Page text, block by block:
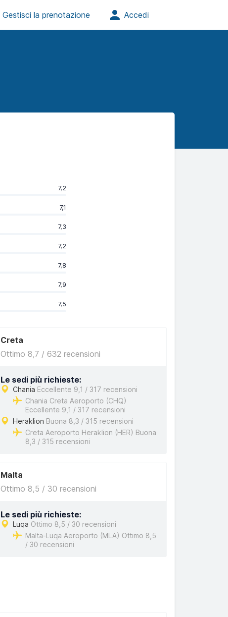
7,2
7,1
7,3
7,2
7,8
7,9
7,5
Creta
Ottimo 8,7 / 632 recensioni
Le sedi più richieste:
Chania Eccellente 9,1 / 317 recensioni
Chania Creta Aeroporto (CHQ)
Eccellente 9,1 / 317 recensioni
Heraklion Buona 8,3 / 315 recensioni
Creta Aeroporto Heraklion (HER) Buona
8,3 / 315 recensioni
Malta
Ottimo 8,5 / 30 recensioni
Le sedi più richieste:
Luqa Ottimo 8,5 / 30 recensioni
Malta-Luqa Aeroporto (MLA) Ottimo 8,5
/ 30 recensioni